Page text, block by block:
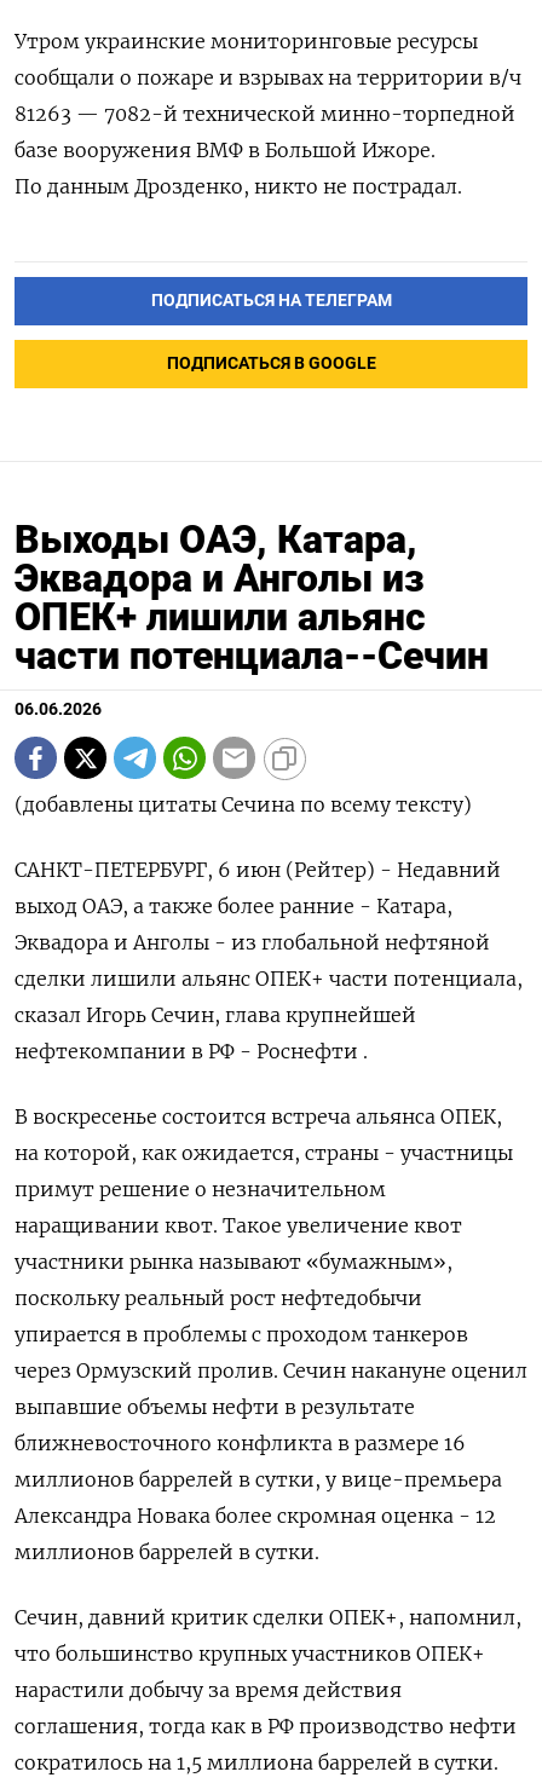
Утром украинские мониторинговые ресурсы
сообщали о пожаре и взрывах на территории в/ч
81263 — 7082-й технической минно-торпедной
базе вооружения ВМФ в Большой Ижоре.
По данным Дрозденко, никто не пострадал.
ПОДПИСАТЬСЯ НА ТЕЛЕГРАМ
ПОДПИСАТЬСЯ В GOOGLE
Выходы ОАЭ, Катара,
Эквадора и Анголы из
ОПЕК+ лишили альянс
части потенциала--Сечин
06.06.2026
(добавлены цитаты Сечина по всему тексту)
САНКТ-ПЕТЕРБУРГ, 6 июн (Рейтер) - Недавний
выход ОАЭ, а также более ранние - Катара,
Эквадора и Анголы - из глобальной нефтяной
сделки лишили альянс ОПЕК+ части потенциала,
сказал Игорь Сечин, глава крупнейшей
нефтекомпании в РФ - Роснефти .
В воскресенье состоится встреча альянса ОПЕК,
на которой, как ожидается, страны - участницы
‌примут решение о незначительном
наращивании квот. Такое увеличение квот
участники рынка называют «бумажным»,
поскольку реальный рост нефтедобычи
упирается в проблемы с проходом танкеров
через Ормузский пролив. Сечин накануне оценил
выпавшие объемы нефти в результате
ближневосточного конфликта в размере 16
миллионов баррелей в сутки, у вице-премьера
Александра Новака более скромная ​оценка - 12
миллионов баррелей в сутки.
Сечин, давний критик ​сделки ОПЕК+, напомнил,
что большинство крупных участников ОПЕК+ ​
нарастили добычу ⁠за время действия
соглашения, тогда как в РФ производство нефти
сократилось на 1,5 миллиона баррелей в сутки.